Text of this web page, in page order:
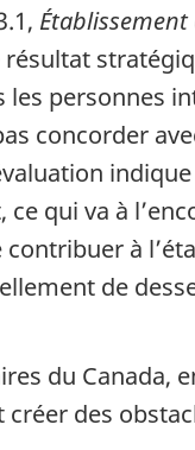
personnes
concorder
qui va à
à
de
du Canada,
des